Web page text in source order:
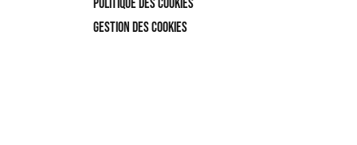
Gestion des cookies